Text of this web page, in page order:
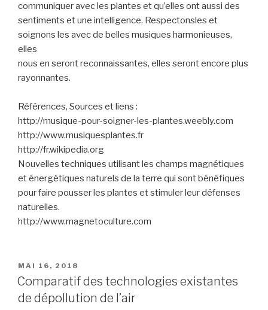
communiquer avec les plantes et qu’elles ont aussi des
sentiments et une intelligence. Respectonsles et
soignons les avec de belles musiques harmonieuses,
elles
nous en seront reconnaissantes, elles seront encore plus
rayonnantes.
Références, Sources et liens :
http://musique-pour-soigner-les-plantes.weebly.com
http://www.musiquesplantes.fr
http://fr.wikipedia.org
Nouvelles techniques utilisant les champs magnétiques
et énergétiques naturels de la terre qui sont bénéfiques
pour faire pousser les plantes et stimuler leur défenses
naturelles.
http://www.magnetoculture.com
PUBLIÉ
LE
MAI 16, 2018
Comparatif des technologies existantes
de dépollution de l’air